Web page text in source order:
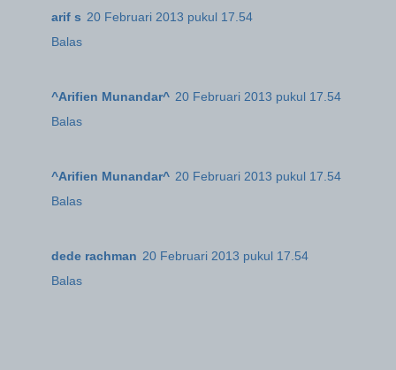
arif s 20 Februari 2013 pukul 17.54
Balas
^Arifien Munandar^ 20 Februari 2013 pukul 17.54
Balas
^Arifien Munandar^ 20 Februari 2013 pukul 17.54
Balas
dede rachman 20 Februari 2013 pukul 17.54
Balas